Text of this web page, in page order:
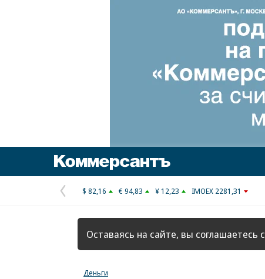
Предыдущая
страница
$ 82,16 € 94,83 ¥ 12,23 IMOEX 2281,31
Оставаясь на сайте, вы соглашаетесь с
Деньги